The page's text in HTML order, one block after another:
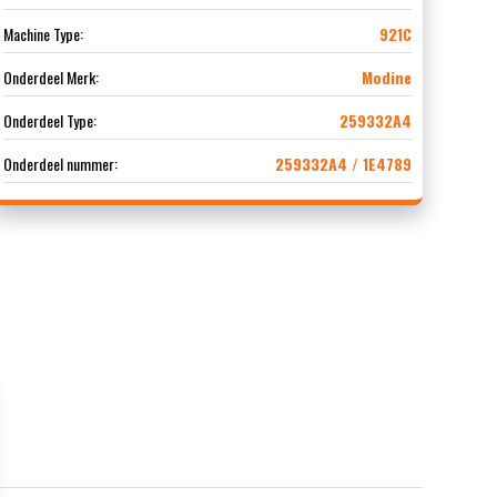
Machine Type:
921C
Onderdeel Merk:
Modine
Onderdeel Type:
259332A4
Onderdeel nummer:
259332A4 / 1E4789